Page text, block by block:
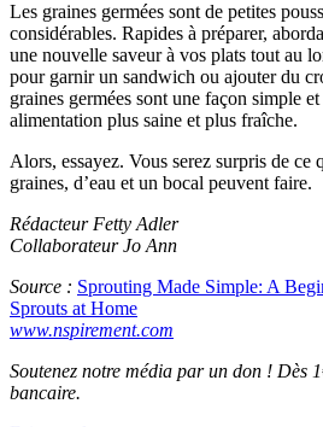
Les graines germées sont de petites
considérables. Rapides à préparer,
une nouvelle saveur à vos plats tout au
pour garnir un sandwich ou ajouter du
graines germées sont une façon simple
alimentation plus saine et plus fraîche.
Alors, essayez. Vous serez surpris de ce
graines, d’eau et un bocal peuvent faire.
Rédacteur Fetty Adler
Collaborateur Jo Ann
Source : Sprouting Made Simple: A
Sprouts at Home
www.nspirement.com
Soutenez notre média par un don ! Dès
bancaire.